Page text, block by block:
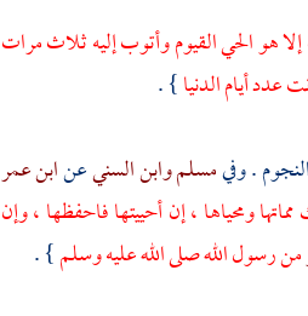
هو الحي القيوم وأتوب إليه ثلاث مرات
أيام الدنيا} .
. وفيمسلموابن السنيعنابن عمر
ومحياها ، إن أحييتها فاحفظها ، وإن
من رسول الله صلى الله عليه وسلم} .